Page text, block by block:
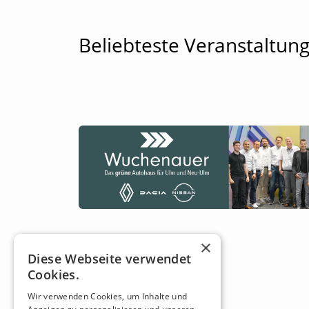
Beliebteste
×
Diese Webseite verwendet
Cookies.
Wir verwenden Cookies, um Inhalte und